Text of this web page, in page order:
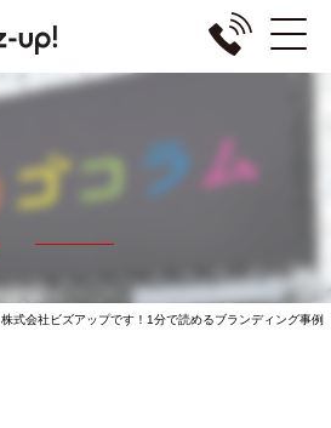
株式会社ビズアップです！1分で読めるブランディング事例